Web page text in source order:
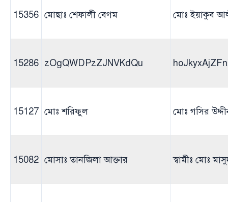
15356 মোছাঃ শেফালী বেগম মোঃ ইয়াকুব
15286 zOgQWDPzZJNVKdQu
15127 মোঃ শরিফুল মোঃ গসির
15082 মোসাঃ তানজিলা আক্তার স্বামীঃ মোঃ